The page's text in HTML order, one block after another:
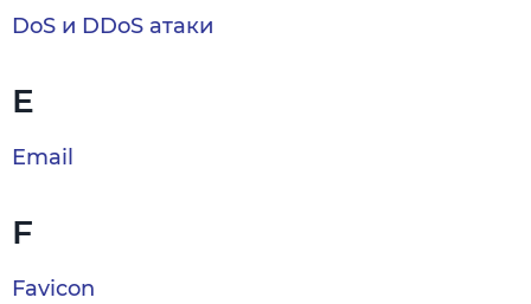
DoS и DDoS атаки
E
Email
F
Favicon